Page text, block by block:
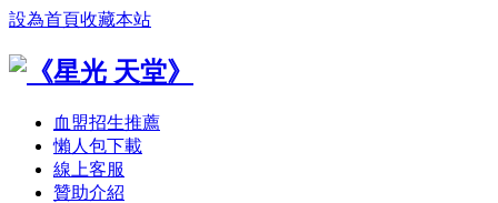
設為首頁收藏本站
血盟招生推薦
懶人包下載
線上客服
贊助介紹